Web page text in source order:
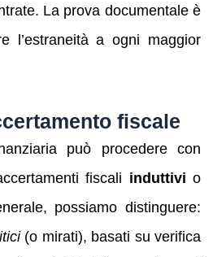
La prova documentale è
l’estraneità a ogni maggior
fiscale
può procedere con
fiscali induttivi o
possiamo distinguere:
(o mirati), basati su verifica